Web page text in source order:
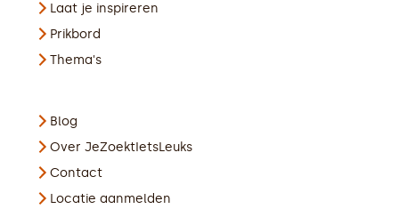
Laat je inspireren
Prikbord
Thema's
Blog
Over JeZoektIetsLeuks
Contact
Locatie aanmelden